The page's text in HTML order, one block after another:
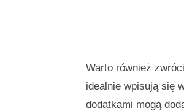
Warto również
idealnie wpisują się
dodatkami mogą